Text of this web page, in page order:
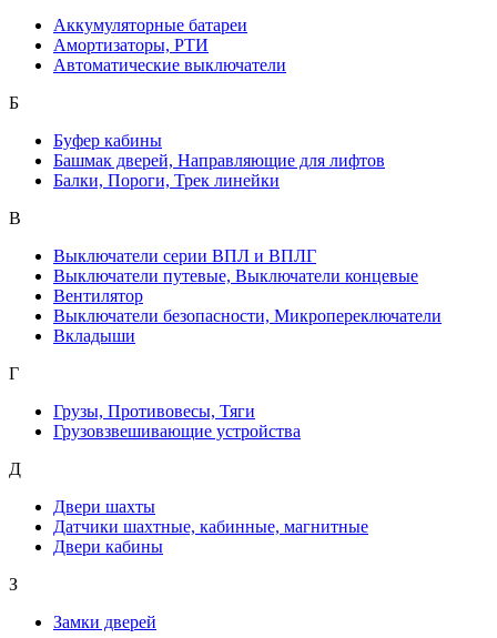
Аккумуляторные батареи
Амортизаторы, РТИ
Автоматические выключатели
Б
Буфер кабины
Башмак дверей, Направляющие для лифтов
Балки, Пороги, Трек линейки
В
Выключатели серии ВПЛ и ВПЛГ
Выключатели путевые, Выключатели концевые
Вентилятор
Выключатели безопасности, Микропереключатели
Вкладыши
Г
Грузы, Противовесы, Тяги
Грузовзвешивающие устройства
Д
Двери шахты
Датчики шахтные, кабинные, магнитные
Двери кабины
З
Замки дверей